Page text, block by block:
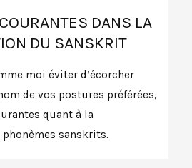
DANS LA
DU SANSKRIT
moi éviter d’écorcher
de vos postures préférées,
quant à la
sanskrits.